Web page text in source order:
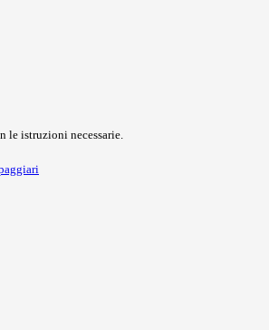
le istruzioni necessarie.